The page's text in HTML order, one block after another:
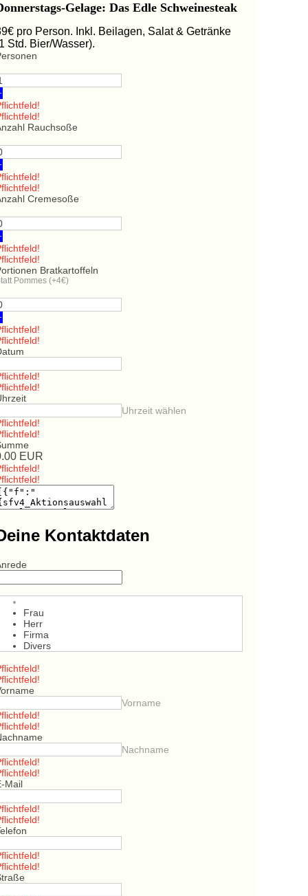
Gelage: Das Edle Schweinesteak
pro Person. Inkl. Beilagen, Salat & Getränke
Std. Bier/Wasser).
Rauchsoße
Cremesoße
Bratkartoffeln
Pommes (+4€)
Uhrzeit wählen
EUR
Kontaktdaten
Frau
Herr
Firma
Divers
Vorname
Nachname
Mail